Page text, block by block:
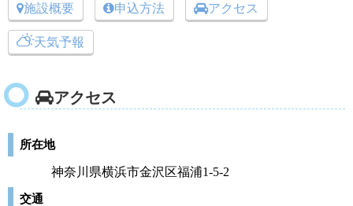
施設概要 申込方法 アクセス
天気予報
アクセス
所在地
神奈川県横浜市金沢区福浦1-5-2
交通